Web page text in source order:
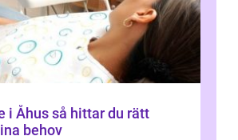
hittar du rätt
behov